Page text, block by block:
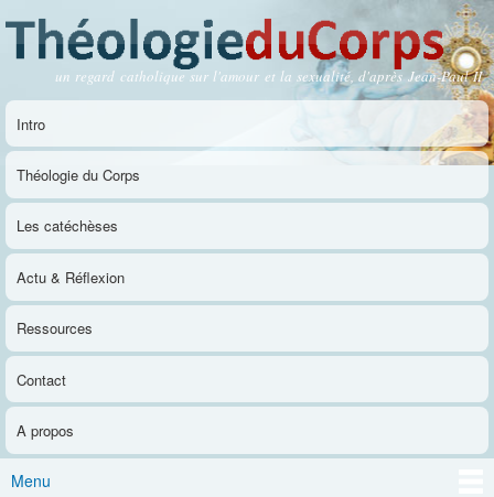
contenu
principal
Théologie du Corps
un regard catholique sur l'amour et la sexualité, d'après Jean-Paul II
Menu principal
Intro
Théologie du Corps
Les catéchèses
Actu & Réflexion
Ressources
Contact
A propos
Menu